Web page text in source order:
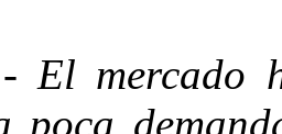
- El
poca